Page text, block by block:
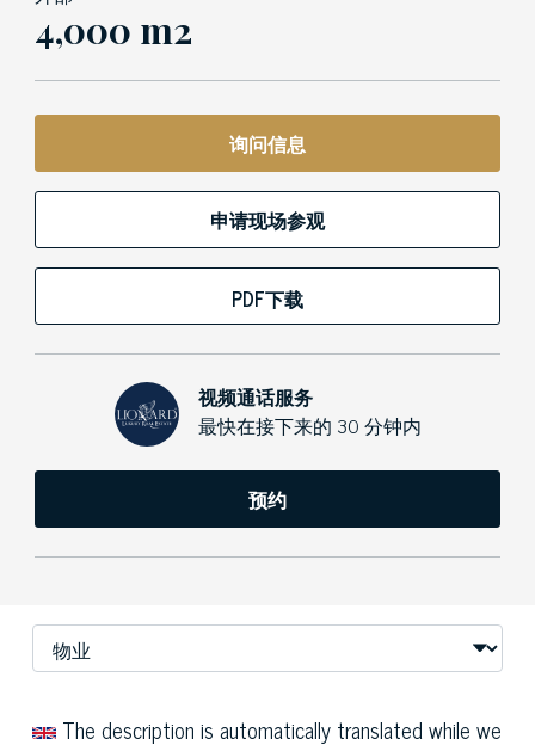
4,000 m2
询问信息
申请现场参观
PDF下载
视频通话服务
最快在接下来的 30 分钟内
预约
The description is automatically translated while we